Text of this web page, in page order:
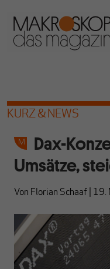
KURZ & NEWS
Dax-
Umsätze,
Von Florian Schaaf 19.